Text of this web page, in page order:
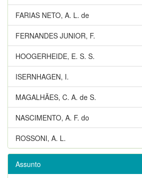
FARIAS NETO, A. L. de
FERNANDES JUNIOR, F.
HOOGERHEIDE, E. S. S.
ISERNHAGEN, I.
MAGALHÃES, C. A. de S.
NASCIMENTO, A. F. do
ROSSONI, A. L.
Assunto